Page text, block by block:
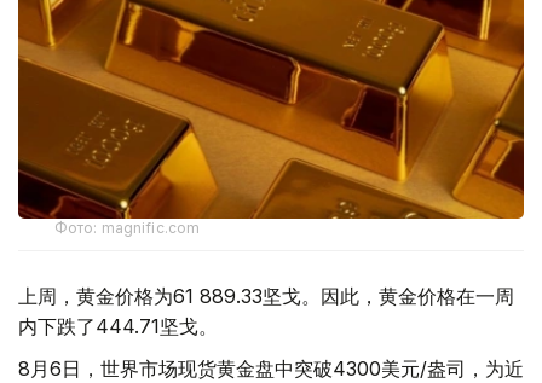
Фото: magnific.com
上周，黄金价格为61 889.33坚戈。因此，黄金价格在一周
内下跌了444.71坚戈。
8月6日，世界市场现货黄金盘中突破4300美元/盎司，为近